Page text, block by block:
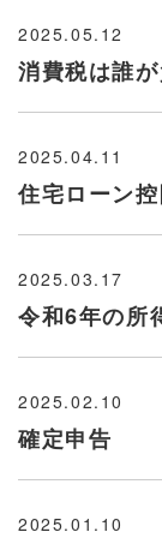
2025.05.12
消費税は誰が
2025.04.11
住宅ローン
2025.03.17
令和6年の所
2025.02.10
確定申告
2025.01.10